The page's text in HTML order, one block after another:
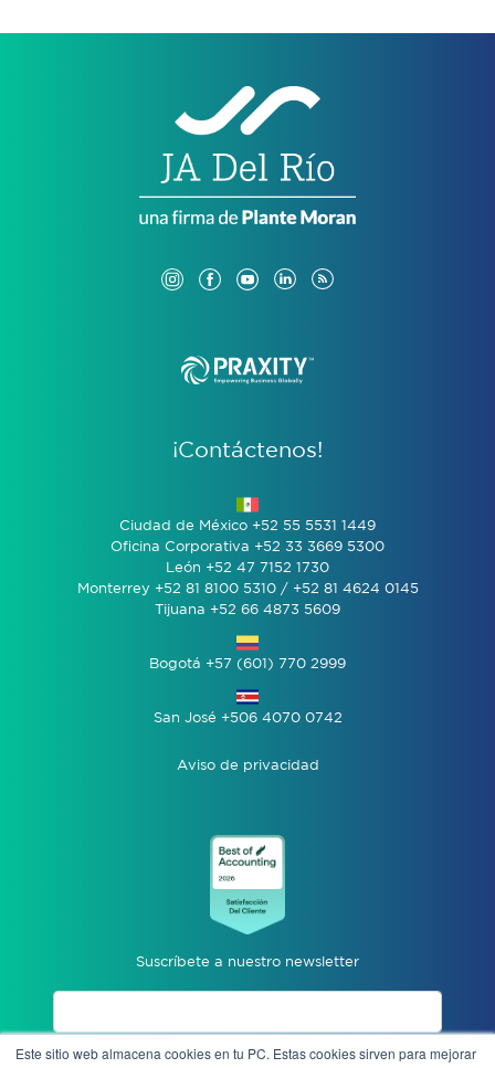
Este sitio web almacena cookies en tu PC. Estas cookies sirven para mejorar
¡Contáctenos!
Ciudad de México +52 55 5531 1449
Oficina Corporativa +52 33 3669 5300
León +52 47 7152 1730
Monterrey +52 81 8100 5310 / +52 81 4624 0145
Tijuana +52 66 4873 5609
Bogotá +57 (601) 770 2999
San José +506 4070 0742
Aviso de privacidad
Suscríbete a nuestro newsletter